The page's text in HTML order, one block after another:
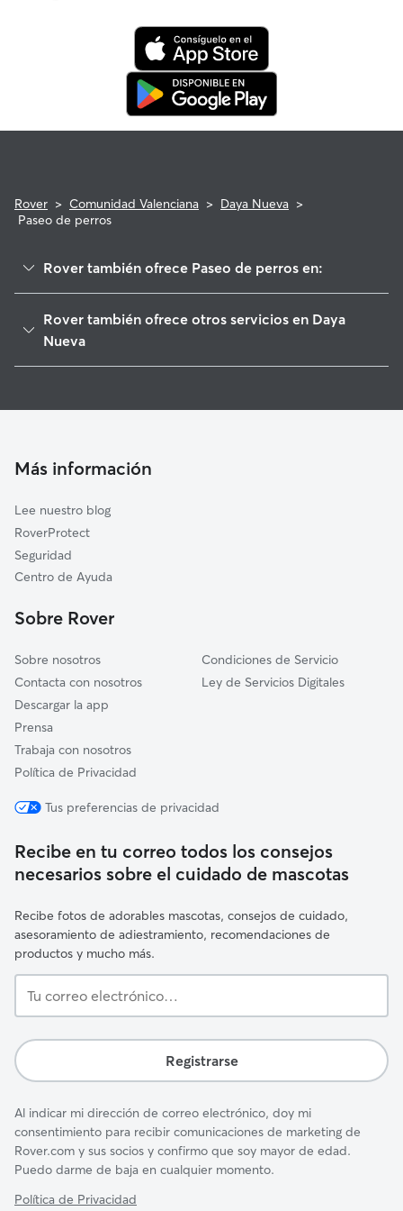
programa de reembolso de la Garantía Rover para asistencia
veterinaria que cumpla con los requisitos.
Rover > Comunidad Valenciana > Daya Nueva >
Paseo de perros
Rover también ofrece Paseo de perros en:
Algorfa
Benejúzar
Callosa de Segura
Cox
Guardamar del Segura
Rover también ofrece otros servicios en Daya
Nueva
Cuidadores a domicilio en Daya-Nueva
Más información
Lee nuestro blog
RoverProtect
Seguridad
Centro de Ayuda
Sobre Rover
Sobre nosotros
Contacta con nosotros
Descargar la app
Prensa
Trabaja con nosotros
Política de Privacidad
Condiciones de Servicio
Ley de Servicios Digitales
Tus preferencias de privacidad
Recibe en tu correo todos los consejos
necesarios sobre el cuidado de mascotas
Recibe fotos de adorables mascotas, consejos de cuidado,
asesoramiento de adiestramiento, recomendaciones de
productos y mucho más.
correo
Registrarse
Al indicar mi dirección de correo electrónico, doy mi
consentimiento para recibir comunicaciones de marketing de
Rover.com y sus socios y confirmo que soy mayor de edad.
Puedo darme de baja en cualquier momento.
Política de Privacidad